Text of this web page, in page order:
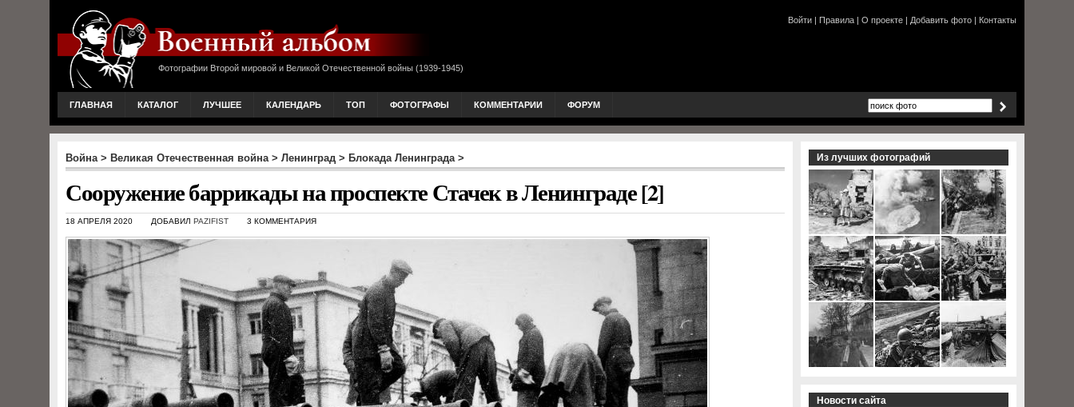
Фотографии Второй мировой и Великой Отечественной войны (1939-1945)
Войти | Правила | О проекте | Добавить фото | Контакты
ГЛАВНАЯ КАТАЛОГ ЛУЧШЕЕ КАЛЕНДАРЬ ТОП ФОТОГРАФЫ КОММЕНТАРИИ ФОРУМ
Война> Великая Отечественная война> Ленинград > Блокада Ленинграда>
Сооружение баррикады на проспекте Стачек в Ленинграде [2]
18 АПРЕЛЯ 2020 ДОБАВИЛ PAZIFIST 3 КОММЕНТАРИЯ
Из лучших фотографий
Новости сайта